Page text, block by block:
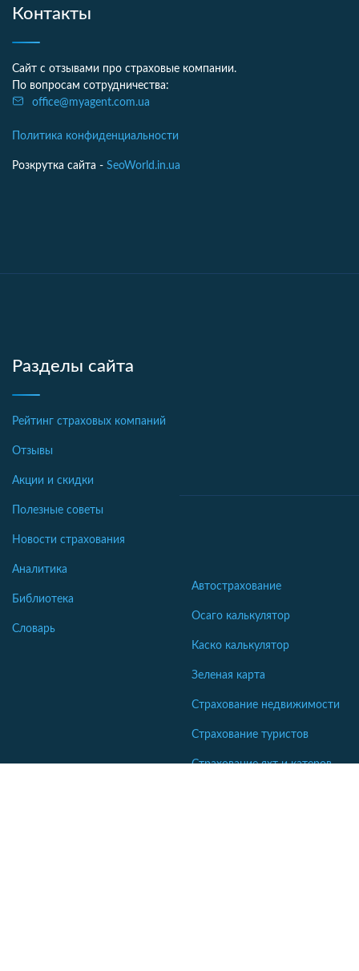
Контакты
Сайт с отзывами про страховые компании.
По вопросам сотрудничества:
office@myagent.com.ua
Политика конфиденциальности
Розкрутка сайта - SeoWorld.in.ua
Разделы сайта
Рейтинг страховых компаний
Отзывы
Акции и скидки
Полезные советы
Новости страхования
Аналитика
Библиотека
Словарь
Автострахование
Осаго калькулятор
Каско калькулятор
Зеленая карта
Страхование недвижимости
Страхование туристов
Страхование яхт и катеров